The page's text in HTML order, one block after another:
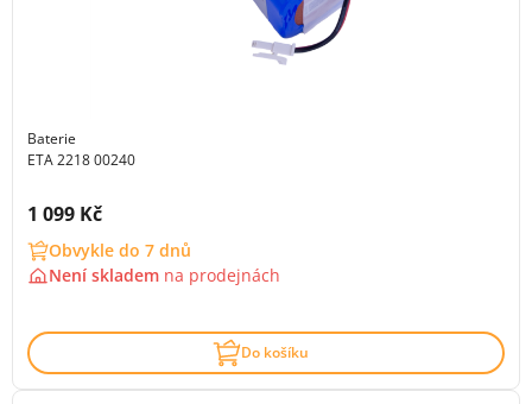
Baterie
ETA 2218 00240
Cena s DPH:
1 099 Kč
Obvykle do 7 dnů
Není skladem na prodejnách
Do košíku